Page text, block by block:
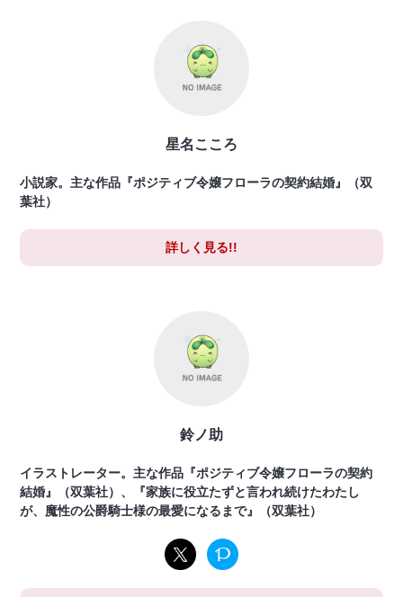
星名こころ
小説家。主な作品『ポジティブ令嬢フローラの契約結婚』（双
葉社）
詳しく見る!!
鈴ノ助
イラストレーター。主な作品『ポジティブ令嬢フローラの契約
結婚』（双葉社）、『家族に役立たずと言われ続けたわたし
が、魔性の公爵騎士様の最愛になるまで』（双葉社）